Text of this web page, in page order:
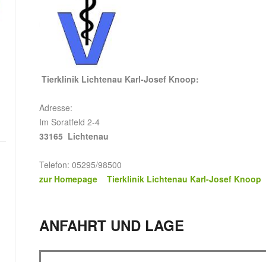
Tierklinik Lichtenau Karl-Josef Knoop:
Adresse:
Im Soratfeld 2-4
33165 Lichtenau
Telefon: 05295/98500
zur Homepage Tierklinik Lichtenau Karl-Josef Knoop
ANFAHRT UND LAGE